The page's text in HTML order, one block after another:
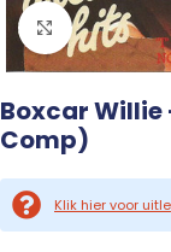
Click to
Boxcar Willie
Comp)
Klik hier voor